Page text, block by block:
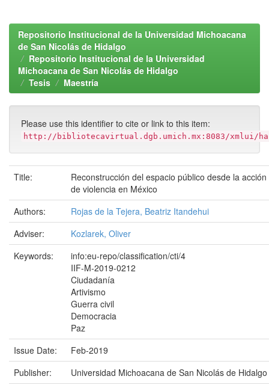
Repositorio Institucional de la Universidad Michoacana
de San Nicolás de Hidalgo
Repositorio Institucional de la Universidad
Michoacana de San Nicolás de Hidalgo
Tesis
Maestría
Please use this identifier to cite or link to this item:
http://bibliotecavirtual.dgb.umich.mx:8083/xmlui/
Title:
Reconstrucción del espacio público desde la
de violencia en México
Authors:
Rojas de la Tejera, Beatriz Itandehui
Adviser:
Kozlarek, Oliver
Keywords:
info:eu-repo/classification/cti/4
IIF-M-2019-0212
Ciudadanía
Artivismo
Guerra civil
Democracia
Paz
Issue Date:
Feb-2019
Publisher:
Universidad Michoacana de San Nicolás de Hidalgo